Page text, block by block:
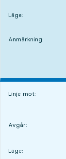
Läge:
LÄGE,
,
Anmärkning:
Linje mot:
Avgår:
Läge:
LÄGE,
,